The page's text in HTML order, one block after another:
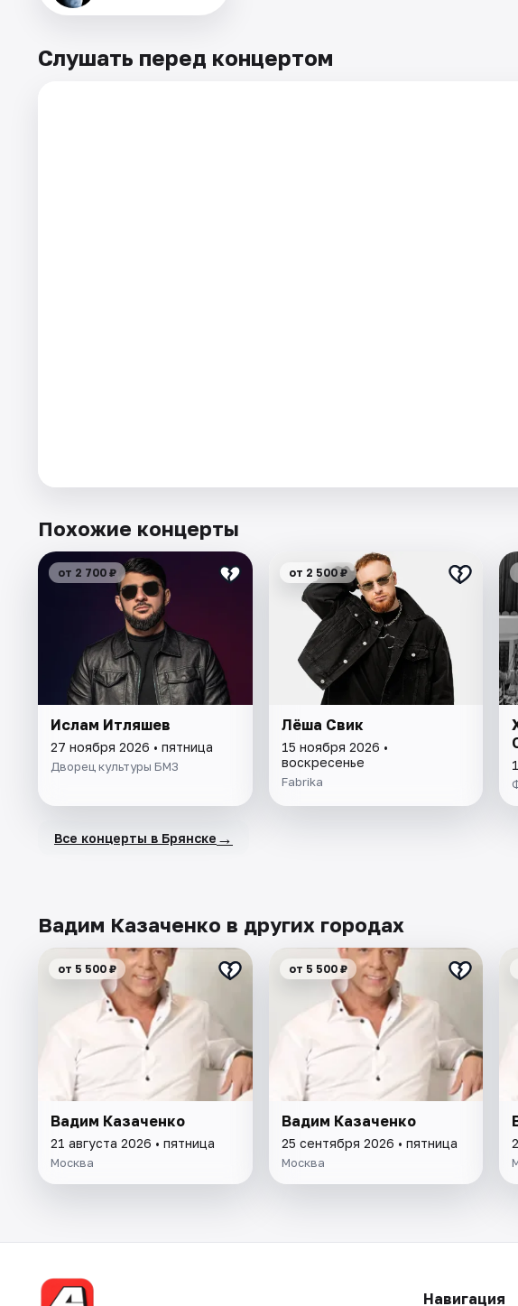
Слушать перед концертом
Похожие концерты
от 2 700 ₽
Ислам Итляшев
27 ноября 2026 • пятница
Дворец культуры БМЗ
от 2 500 ₽
Лёша Свик
15 ноября 2026 •
воскресенье
Fabrika
Все концерты в Брянске →
Вадим Казаченко в других городах
от 5 500 ₽
Вадим Казаченко
21 августа 2026 • пятница
Москва
от 5 500 ₽
Вадим Казаченко
25 сентября 2026 • пятница
Москва
Навигация